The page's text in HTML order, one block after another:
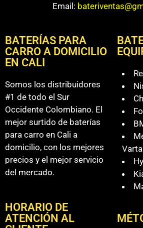
Email:
BATERÍAS PARA
CARRO A DOMICILIO
EN CALI
Somos los distribuidores
#1 de todo el Sur
Occidente Colombiano. El
mejor surtido de baterías
para carro en Cali a
domicilio, con los mejores
precios y el mejor servicio
del mercado.
HORARIO DE
ATENCIÓN AL
Varta